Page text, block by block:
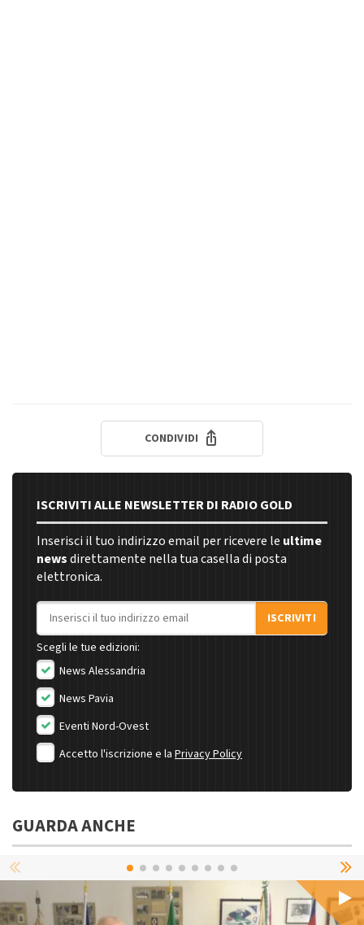
CONDIVIDI
ISCRIVITI ALLE NEWSLETTER DI RADIO GOLD
Inserisci il tuo indirizzo email per ricevere le ultime
newsdirettamente nella tua casella di posta
elettronica.
Indirizzo email
ISCRIVITI
Scegli le tue edizioni:
News Alessandria
News Pavia
Eventi Nord-Ovest
Accetto l'iscrizione e la Privacy Policy
GUARDA ANCHE